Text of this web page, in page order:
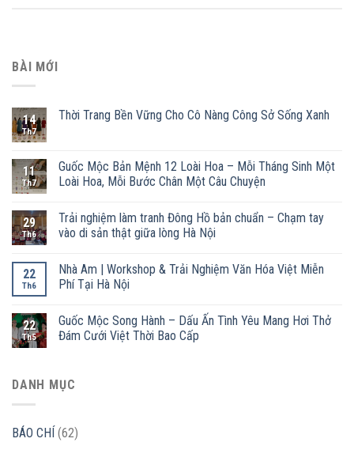
BÀI MỚI
14
Th7
Thời Trang Bền Vững Cho Cô Nàng Công Sở Sống Xanh
11
Th7
Guốc Mộc Bản Mệnh 12 Loài Hoa – Mỗi Tháng Sinh Một
Loài Hoa, Mỗi Bước Chân Một Câu Chuyện
29
Th6
Trải nghiệm làm tranh Đông Hồ bản chuẩn – Chạm tay
vào di sản thật giữa lòng Hà Nội
22
Th6
Nhà Am | Workshop & Trải Nghiệm Văn Hóa Việt Miễn
Phí Tại Hà Nội
22
Th5
Guốc Mộc Song Hành – Dấu Ấn Tình Yêu Mang Hơi Thở
Đám Cưới Việt Thời Bao Cấp
DANH MỤC
BÁO CHÍ (62)